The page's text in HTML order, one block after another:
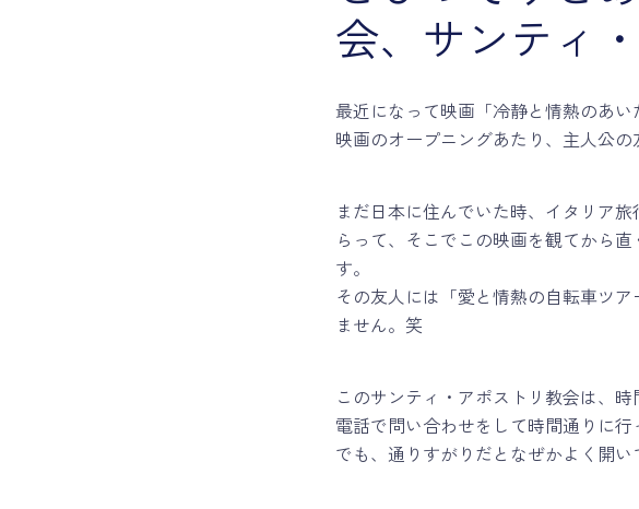
会、サンティ
最近になって映画「冷静と情熱のあい
映画のオープニングあたり、主人公
まだ日本に住んでいた時、イタリア
らって、そこでこの映画を観てから
す。
その友人には「愛と情熱の自転車ツ
ません。笑
このサンティ・アポストリ教会は、
電話で問い合わせをして時間通りに行
でも、通りすがりだとなぜかよく開い